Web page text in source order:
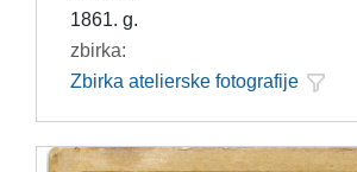
1861. g.
zbirka:
Zbirka atelierske fotografije